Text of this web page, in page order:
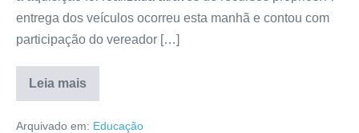
entrega dos veículos ocorreu esta manhã e contou com
participação do vereador […]
Leia mais
Arquivado em: Educação